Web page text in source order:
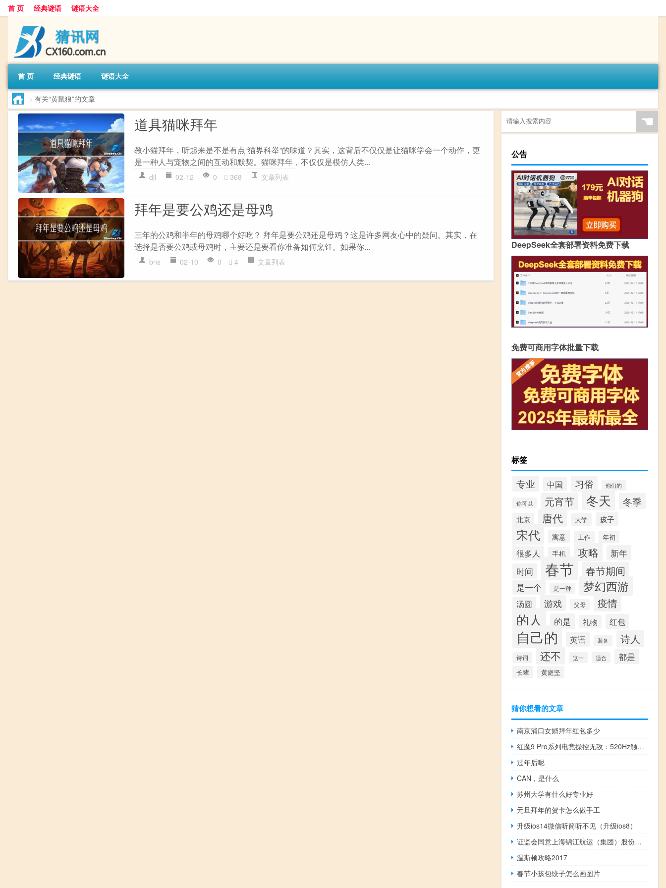
首 页 经典谜语 谜语大全
首 页 经典谜语 谜语大全
> 有关“黄鼠狼”的文章
道具猫咪拜年
教小猫拜年，听起来是不是有点“猫界科举”的味道？其实，这背后不仅仅是让猫咪学会一个动作，更
是一种人与宠物之间的互动和默契。猫咪拜年，不仅仅是模仿人类...
djl 02-12 0 368 文章列表
拜年是要公鸡还是母鸡
三年的公鸡和半年的母鸡哪个好吃？ 拜年是要公鸡还是母鸡？这是许多网友心中的疑问。其实，在
选择是否要公鸡或母鸡时，主要还是要看你准备如何烹饪。如果你...
bns 02-10 0 4 文章列表
☚
公告
DeepSeek全套部署资料免费下载
免费可商用字体批量下载
标签
专业 中国 习俗 他们的
你可以 元宵节 冬天 冬季
北京 唐代 大学 孩子
宋代 寓意 工作 年初
很多人 手机 攻略
新年
时间
春节 春节期间
是一个 是一种 梦幻西游
汤圆 游戏 父母 疫情
的人 的是 礼物 红包
自己的 英语 装备 诗人
诗词 还不 这一 适合 都是
长辈 黄庭坚
猜你想看的文章
南京浦口女婿拜年红包多少
红魔9 Pro系列电竞操控无敌：520Hz触控肩键+5G双频Wi-Fi
过年后呢
CAN，是什么
苏州大学有什么好专业好
元旦拜年的贺卡怎么做手工
升级ios14微信听筒听不见（升级ios8）
证监会同意上海锦江航运（集团）股份有限公司首次公开发行股票注册
温斯顿攻略2017
春节小孩包饺子怎么画图片